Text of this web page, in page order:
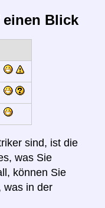
Blick
sind, ist die
was Sie
können Sie
was in der